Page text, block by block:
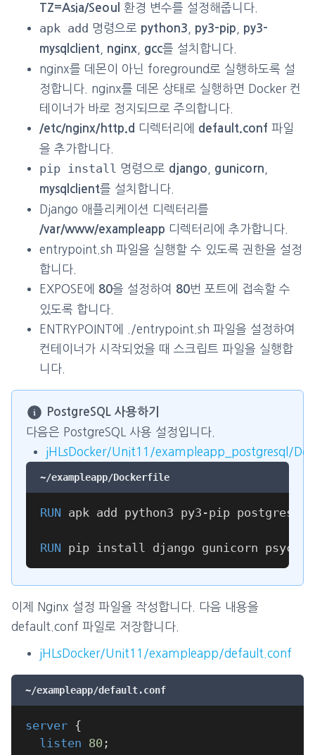
TZ=Asia/Seoul 환경 변수를 설정해줍니다.
apk add 명령으로 python3 py3-pip
py3-
mysqlclient
nginx gcc를 설치합니다.
nginx를 데몬이 아닌 foreground로 실행하도록 설
정합니다. nginx를 데몬 상태로 실행하면 Docker 컨
테이너가 바로 정지되므로 주의합니다.
/etc/nginx/http.d 디렉터리에 default.conf 파일
을 추가합니다.
pip install 명령으로 django gunicorn
mysqlclient를 설치합니다.
Django 애플리케이션 디렉터리를
/var/www/exampleapp 디렉터리에 추가합니다.
entrypoint.sh 파일을 실행할 수 있도록 권한을 설정
합니다.
EXPOSE에 80을 설정하여 80번 포트에 접속할 수
있도록 합니다.
ENTRYPOINT에 ./entrypoint.sh 파일을 설정하여
컨테이너가 시작되었을 때 스크립트 파일을 실행합
니다.
PostgreSQL 사용하기
다음은 PostgreSQL 사용 설정입니다.
jHLsDocker/Unit11/exampleapp_postgresql/
~/exampleapp/Dockerfile
RUN apk add python3 py3-pip
RUN pip install django gunicorn
이제 Nginx 설정 파일을 작성합니다. 다음 내용을
default.conf 파일로 저장합니다.
jHLsDocker/Unit11/exampleapp/default.conf
~/exampleapp/default.conf
server {
listen 80 ;